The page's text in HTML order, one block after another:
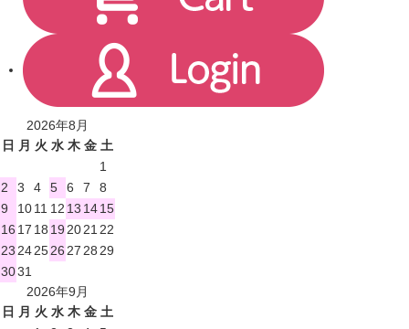
2026年8月
日 月 火 水 木 金 土
1
2
3 4 5 6 7
8
9
1011 12 13 1415
16 17 18 19202122
23242526272829
3031
2026年9月
日 月 火 水 木 金 土